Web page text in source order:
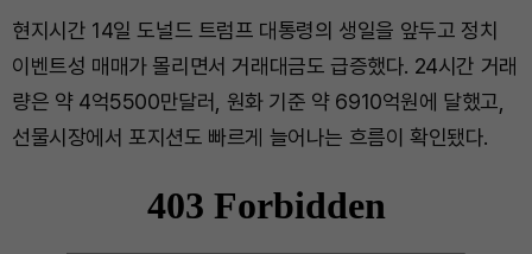
현지시간 14일 도널드 트럼프 대통령의 생일을 앞두고 정치
이벤트성 매매가 몰리면서 거래대금도 급증했다. 24시간 거래
량은 약 4억5500만달러, 원화 기준 약 6910억원에 달했고,
선물시장에서 포지션도 빠르게 늘어나는 흐름이 확인됐다.